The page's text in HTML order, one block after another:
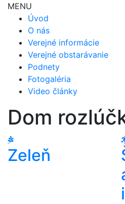
MENU
Úvod
O nás
Verejné informácie
Verejné obstarávanie
Podnety
Fotogaléria
Video články
Dom
Zeleň